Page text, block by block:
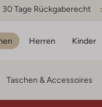
30 Tage Rückgaberecht
Herren Kinder
Taschen & Accessoires